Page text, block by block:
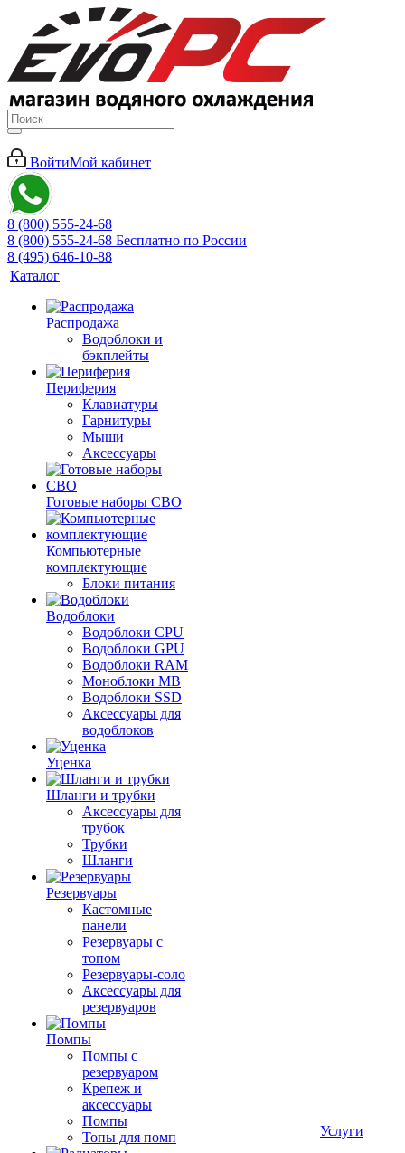
ВойтиМой кабинет
8 (800) 555-24-68
8 (800) 555-24-68 Бесплатно по России
8 (495) 646-10-88
Каталог
Распродажа
Водоблоки и
бэкплейты
Периферия
Клавиатуры
Гарнитуры
Мыши
Аксессуары
Готовые наборы СВО
Компьютерные
комплектующие
Блоки питания
Водоблоки
Водоблоки CPU
Водоблоки GPU
Водоблоки RAM
Моноблоки MB
Водоблоки SSD
Аксессуары для
водоблоков
Уценка
Шланги и трубки
Аксессуары для
трубок
Трубки
Шланги
Резервуары
Кастомные
панели
Резервуары с
топом
Резервуары-соло
Аксессуары для
резервуаров
Помпы
Помпы с
резервуаром
Крепеж и
аксессуары
Помпы
Топы для помп
Услуги